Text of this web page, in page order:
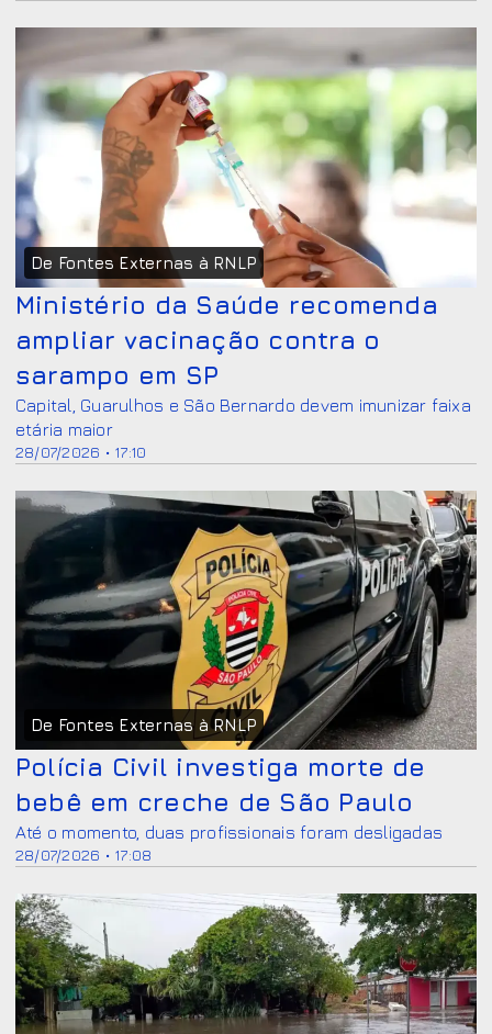
De Fontes Externas à RNLP
28/07/2026 • 17:10
Ministério da Saúde recomenda
ampliar vacinação contra o
sarampo em SP
Capital, Guarulhos e São Bernardo devem imunizar faixa
etária maior
De Fontes Externas à RNLP
28/07/2026 • 17:08
Polícia Civil investiga morte de
bebê em creche de São Paulo
Até o momento, duas profissionais foram desligadas